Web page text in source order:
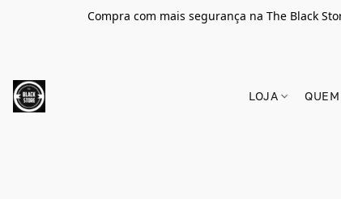
Compra com mais segurança na The Black
LOJA